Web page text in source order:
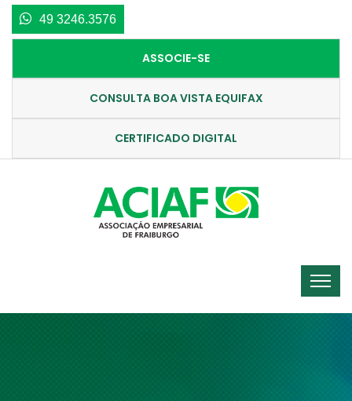
49 3246.3576
ASSOCIE-SE
CONSULTA BOA VISTA EQUIFAX
CERTIFICADO DIGITAL